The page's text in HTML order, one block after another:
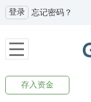
登录 忘记密码？
存入资金